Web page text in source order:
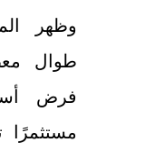
وظهر
طوال
فرض
مستثمرًا